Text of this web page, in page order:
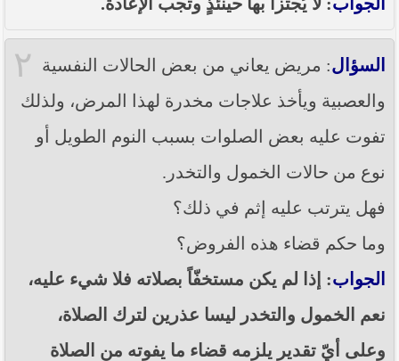
----- تصريح حول الأوضاع الراهنة في العراق
ما ورد في خطبة الجمعة لممثل المرجعية الدينية العليا
في كربلاء المقدسة فضيلة العلاّمة الشيخ عبد المهدي
الكربلائي في (14/ شعبان /1435هـ) الموافق ( 13/6/2014م
) بعد سيطرة (داعش) على مناطق واسعة في محافظتي
المحافظات
بيان صادر من مكتب سماحة السيد السيستاني -دام ظلّه
محافظة نينوى
٢ السؤال: مريض يعاني من بعض الحالات النفسية
والعصبية ويأخذ علاجات مخدرة لهذا المرض، ولذلك
تفوت عليه بعض الصلوات بسبب النوم الطويل أو
نوع من حالات الخمول والتخدر.
فهل يترتب عليه إثم في ذلك؟
وما حكم قضاء هذه الفروض؟
الجواب: إذا لم يكن مستخفّاً بصلاته فلا شيء عليه،
نعم الخمول والتخدر ليسا عذرين لترك الصلاة،
وعلى أيّ تقدير يلزمه قضاء ما يفوته من الصلاة